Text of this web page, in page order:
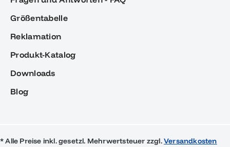
Größentabelle
Reklamation
Produkt-Katalog
Downloads
Blog
* Alle Preise inkl. gesetzl. Mehrwertsteuer zzgl.Versandkosten